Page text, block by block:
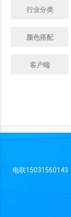
行业分类
颜色搭配
客户端
电联15031560143